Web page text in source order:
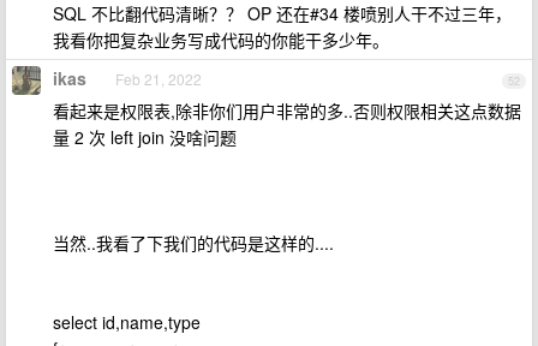
SQL 不比翻代码清晰？？ OP 还在#34 楼喷别人干不过三年，
我看你把复杂业务写成代码的你能干多少年。
52
ikas Feb 21, 2022
看起来是权限表,除非你们用户非常的多..否则权限相关这点数据
量 2 次 left join 没啥问题
当然..我看了下我们的代码是这样的....
select id,name,type